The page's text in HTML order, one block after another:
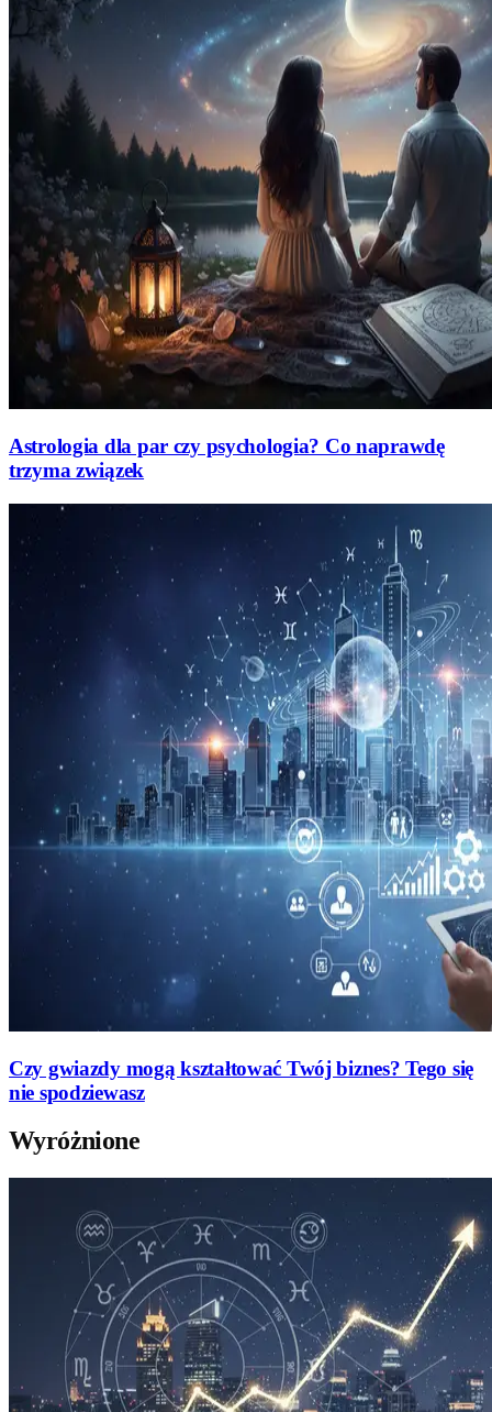
Astrologia dla par czy psychologia? Co naprawdę
trzyma związek
Czy gwiazdy mogą kształtować Twój biznes? Tego się
nie spodziewasz
Wyróżnione